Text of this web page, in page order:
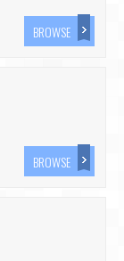
BROWSE
BROWSE